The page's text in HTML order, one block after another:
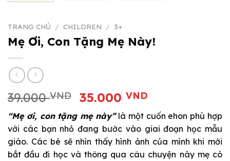
TRANG CHỦ / CHILDREN / 3+
Mẹ Ơi, Con Tặng Mẹ Này!
39.000VND
Giá
là:
39.000 VND.
35.000VND
hiện
tại
là:
35.000 VND.
“Mẹ ơi, con tặng mẹ này”là một cuốn ehon phù hợp
với các bạn nhỏ đang bước vào giai đoạn học mẫu
giáo. Các bé sẽ nhìn thấy hình ảnh của mình khi mới
bắt đầu đi học và thông qua câu chuyện này mẹ có